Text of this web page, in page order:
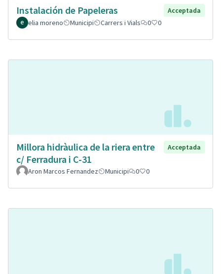
Instalación de Papeleras
Acceptada
elia moreno
Municipi Carrers i Vials 0 0
Millora hidràulica de la riera entre
c/ Ferradura i C-31
Acceptada
Aron Marcos Fernandez Municipi 0 0